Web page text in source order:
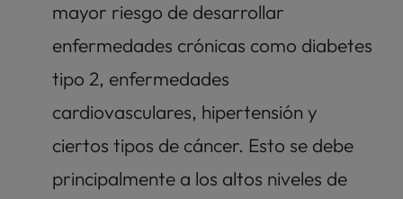
mayor riesgo de desarrollar
enfermedades crónicas como diabetes
tipo 2, enfermedades
cardiovasculares, hipertensión y
ciertos tipos de cáncer. Esto se debe
principalmente a los altos niveles de